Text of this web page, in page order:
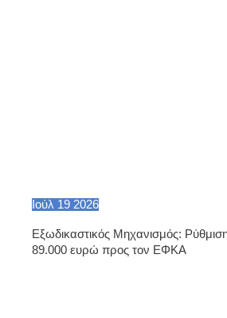
Ιούλ 19 2026
Εξωδικαστικός Μηχανισμός:
89.000 ευρώ προς τον ΕΦΚΑ